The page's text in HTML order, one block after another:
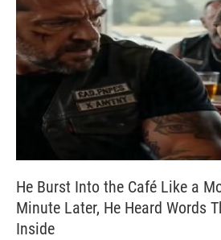
He Burst Into the Café Like a
Minute Later, He Heard Words
Inside